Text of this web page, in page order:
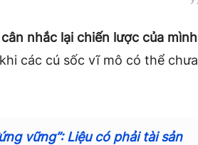
cân nhắc lại chiến lược của mình
các cú sốc vĩ mô có thể chưa
vững”: Liệu có phải tài sản